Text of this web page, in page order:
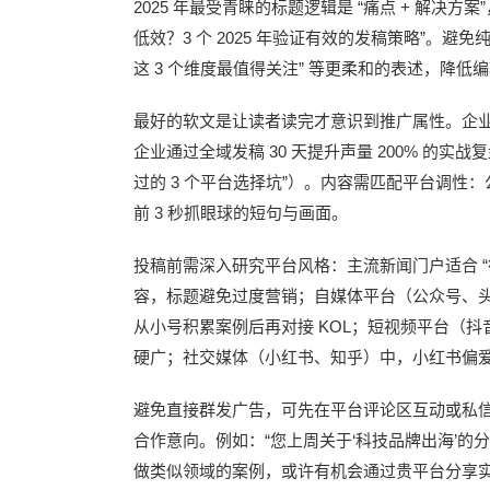
2025 年最受青睐的标题逻辑是 “痛点 + 解决方案”
低效？ 3 个 2025 年验证有效的发稿策略”。避免
这 3 个维度最值得关注” 等更柔和的表述，降低
最好的软文是让读者读完才意识到推广属性。企
企业通过全域发稿 30 天提升声量 200% 的实战
过的 3 个平台选择坑”）。内容需匹配平台调性
前 3 秒抓眼球的短句与画面。
投稿前需深入研究平台风格：主流新闻门户适合 “
容，标题避免过度营销；自媒体平台（公众号、
从小号积累案例后再对接 KOL；短视频平台（
硬广；社交媒体（小红书、知乎）中，小红书偏
避免直接群发广告，可先在平台评论区互动或私
合作意向。例如： “您上周关于‘科技品牌出海’的
做类似领域的案例，或许有机会通过贵平台分享